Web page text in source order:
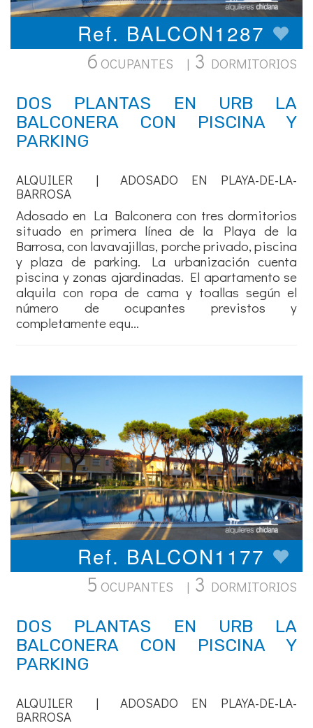
Ref. BALCON1287
6 OCUPANTES | 3 DORMITORIOS
DOS PLANTAS EN URB LA
BALCONERA CON PISCINA Y
PARKING
ALQUILER | ADOSADO EN PLAYA-DE-LA-
BARROSA
Adosado en La Balconera con tres dormitorios
situado en primera línea de la Playa de la
Barrosa, con lavavajillas, porche privado, piscina
y plaza de parking. La urbanización cuenta
piscina y zonas ajardinadas. El apartamento se
alquila con ropa de cama y toallas según el
número de ocupantes previstos y
completamente equ...
Ref. BALCON1177
5 OCUPANTES | 3 DORMITORIOS
DOS PLANTAS EN URB LA
BALCONERA CON PISCINA Y
PARKING
ALQUILER | ADOSADO EN PLAYA-DE-LA-
BARROSA